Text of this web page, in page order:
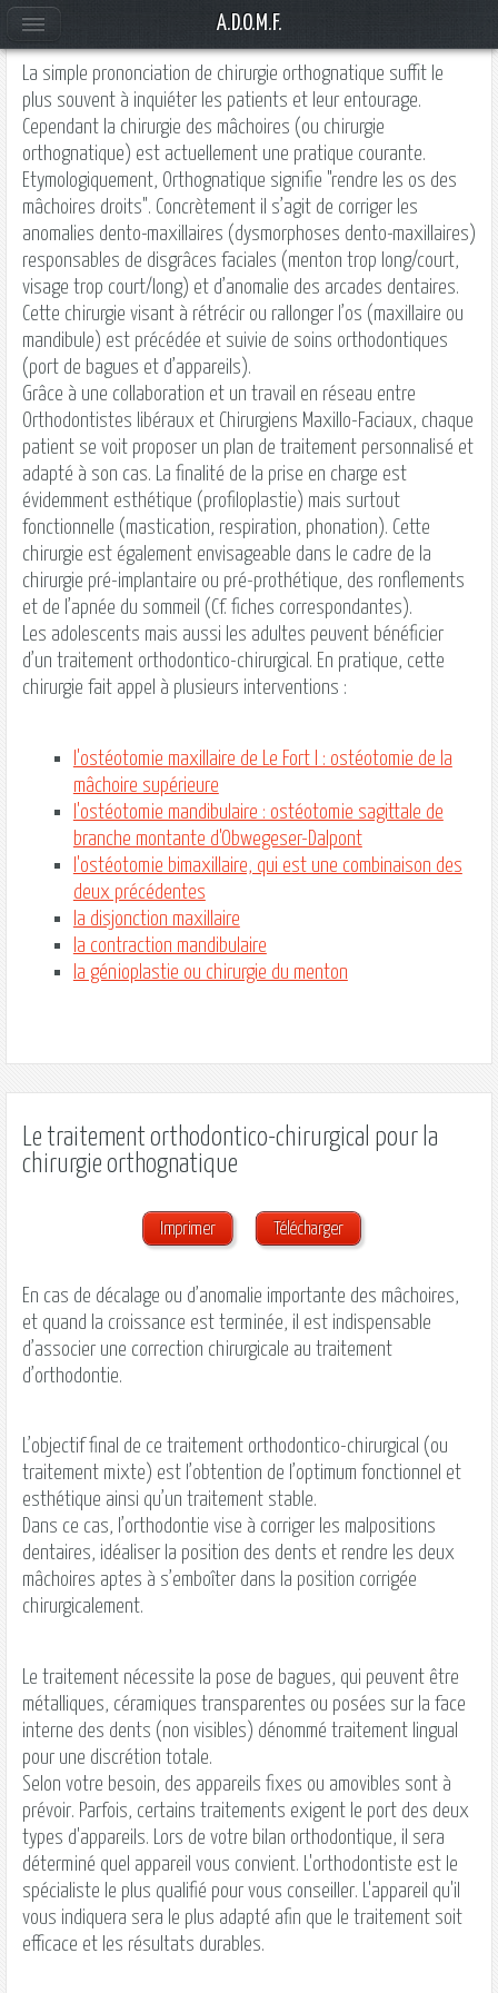
La simple prononciation de chirurgie orthognatique suffit le
plus souvent à inquiéter les patients et leur entourage.
Cependant la chirurgie des mâchoires (ou chirurgie
orthognatique) est actuellement une pratique courante.
Etymologiquement, Orthognatique signifie "rendre les os des
mâchoires droits". Concrètement il s’agit de corriger les
anomalies dento-maxillaires (dysmorphoses dento-maxillaires)
responsables de disgrâces faciales (menton trop long/court,
visage trop court/long) et d’anomalie des arcades dentaires.
Cette chirurgie visant à rétrécir ou rallonger l’os (maxillaire ou
mandibule) est précédée et suivie de soins orthodontiques
(port de bagues et d’appareils).
Grâce à une collaboration et un travail en réseau entre
Orthodontistes libéraux et Chirurgiens Maxillo-Faciaux, chaque
patient se voit proposer un plan de traitement personnalisé et
adapté à son cas. La finalité de la prise en charge est
évidemment esthétique (profiloplastie) mais surtout
fonctionnelle (mastication, respiration, phonation). Cette
chirurgie est également envisageable dans le cadre de la
chirurgie pré-implantaire ou pré-prothétique, des ronflements
et de l’apnée du sommeil (Cf. fiches correspondantes).
Les adolescents mais aussi les adultes peuvent bénéficier
d’un traitement orthodontico-chirurgical. En pratique, cette
chirurgie fait appel à plusieurs interventions :
l'ostéotomie maxillaire de Le Fort I : ostéotomie de la
mâchoire supérieure
l'ostéotomie mandibulaire : ostéotomie sagittale de
branche montante d'Obwegeser-Dalpont
l'ostéotomie bimaxillaire, qui est une combinaison des
deux précédentes
la disjonction maxillaire
la contraction mandibulaire
la génioplastie ou chirurgie du menton
Le traitement orthodontico-chirurgical pour la
chirurgie orthognatique
Imprimer Télécharger
En cas de décalage ou d’anomalie importante des mâchoires,
et quand la croissance est terminée, il est indispensable
d’associer une correction chirurgicale au traitement
d’orthodontie.
L’objectif final de ce traitement orthodontico-chirurgical (ou
traitement mixte) est l’obtention de l’optimum fonctionnel et
esthétique ainsi qu’un traitement stable.
Dans ce cas, l’orthodontie vise à corriger les malpositions
dentaires, idéaliser la position des dents et rendre les deux
mâchoires aptes à s’emboîter dans la position corrigée
chirurgicalement.
Le traitement nécessite la pose de bagues, qui peuvent être
métalliques, céramiques transparentes ou posées sur la face
interne des dents (non visibles) dénommé traitement lingual
pour une discrétion totale.
Selon votre besoin, des appareils fixes ou amovibles sont à
prévoir. Parfois, certains traitements exigent le port des deux
types d'appareils. Lors de votre bilan orthodontique, il sera
déterminé quel appareil vous convient. L'orthodontiste est le
spécialiste le plus qualifié pour vous conseiller. L'appareil qu'il
vous indiquera sera le plus adapté afin que le traitement soit
efficace et les résultats durables.
A.D.O.M.F.